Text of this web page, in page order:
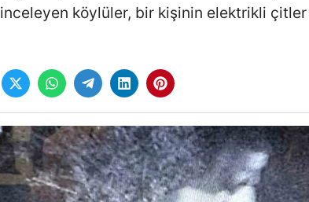
inceleyen köylüler, bir kişinin elektrikli